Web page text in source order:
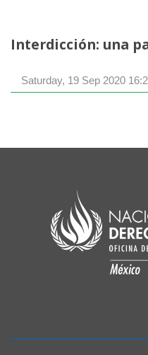
Interdicción: una
Saturday, 19 Sep 2020